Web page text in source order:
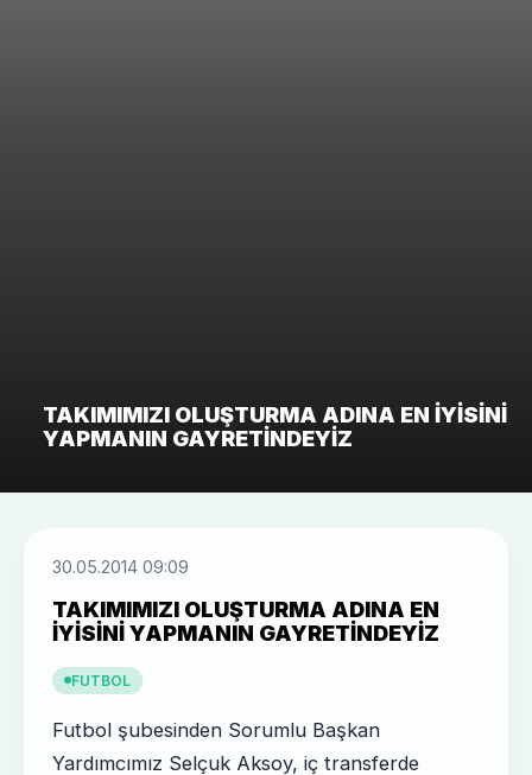
TAKIMIMIZI OLUŞTURMA ADINA EN IYISINI
YAPMANIN GAYRETINDEYIZ
30.05.2014 09:09
TAKIMIMIZI OLUŞTURMA ADINA EN
IYISINI YAPMANIN GAYRETINDEYIZ
FUTBOL
Futbol şubesinden Sorumlu Başkan
Yardımcımız Selçuk Aksoy, iç transferde